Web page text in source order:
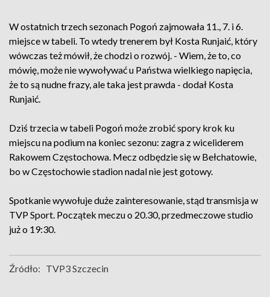
W ostatnich trzech sezonach Pogoń zajmowała 11., 7. i 6.
miejsce w tabeli. To wtedy trenerem był Kosta Runjaić, który
wówczas też mówił, że chodzi o rozwój. - Wiem, że to, co
mówię, może nie wywoływać u Państwa wielkiego napięcia,
że to są nudne frazy, ale taka jest prawda - dodał Kosta
Runjaić.
Dziś trzecia w tabeli Pogoń może zrobić spory krok ku
miejscu na podium na koniec sezonu: zagra z wiceliderem
Rakowem Częstochowa. Mecz odbędzie się w Bełchatowie,
bo w Częstochowie stadion nadal nie jest gotowy.
Spotkanie wywołuje duże zainteresowanie, stąd transmisja w
TVP Sport. Początek meczu o 20.30, przedmeczowe studio
już o 19:30.
Źródło: TVP3 Szczecin